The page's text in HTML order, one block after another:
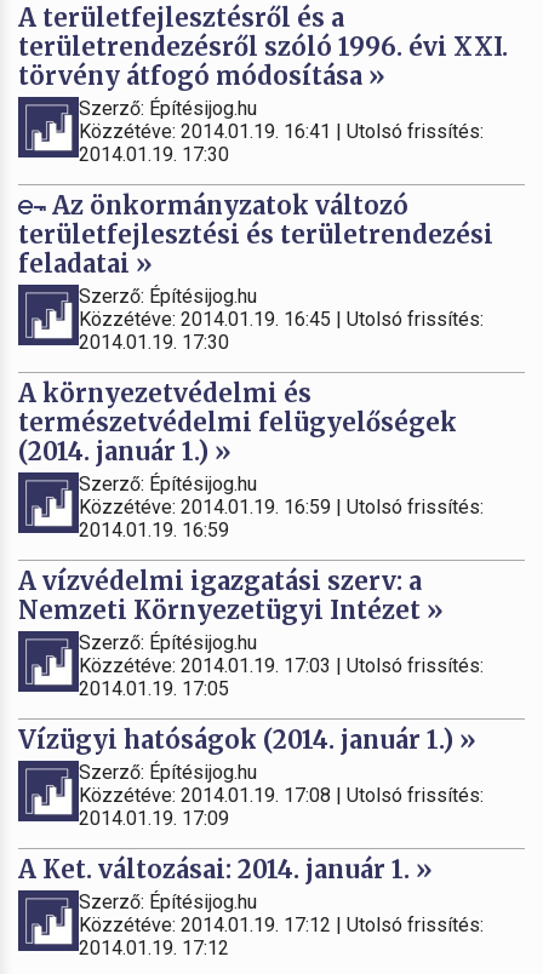
A területfejlesztésről és a
területrendezésről szóló 1996. évi XXI.
törvény átfogó módosítása »
Szerző: Építésijog.hu
Közzétéve: 2014.01.19. 16:41 | Utolsó frissítés:
2014.01.19. 17:30
Az önkormányzatok változó
területfejlesztési és területrendezési
feladatai »
Szerző: Építésijog.hu
Közzétéve: 2014.01.19. 16:45 | Utolsó frissítés:
2014.01.19. 17:30
A környezetvédelmi és
természetvédelmi felügyelőségek
(2014. január 1.) »
Szerző: Építésijog.hu
Közzétéve: 2014.01.19. 16:59 | Utolsó frissítés:
2014.01.19. 16:59
A vízvédelmi igazgatási szerv: a
Nemzeti Környezetügyi Intézet »
Szerző: Építésijog.hu
Közzétéve: 2014.01.19. 17:03 | Utolsó frissítés:
2014.01.19. 17:05
Vízügyi hatóságok (2014. január 1.) »
Szerző: Építésijog.hu
Közzétéve: 2014.01.19. 17:08 | Utolsó frissítés:
2014.01.19. 17:09
A Ket. változásai: 2014. január 1. »
Szerző: Építésijog.hu
Közzétéve: 2014.01.19. 17:12 | Utolsó frissítés:
2014.01.19. 17:12